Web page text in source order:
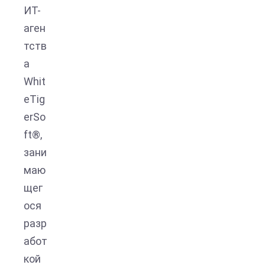
ИТ-
аген
тств
а
Whit
eTig
erSo
ft®,
зани
маю
щег
ося
разр
абот
кой